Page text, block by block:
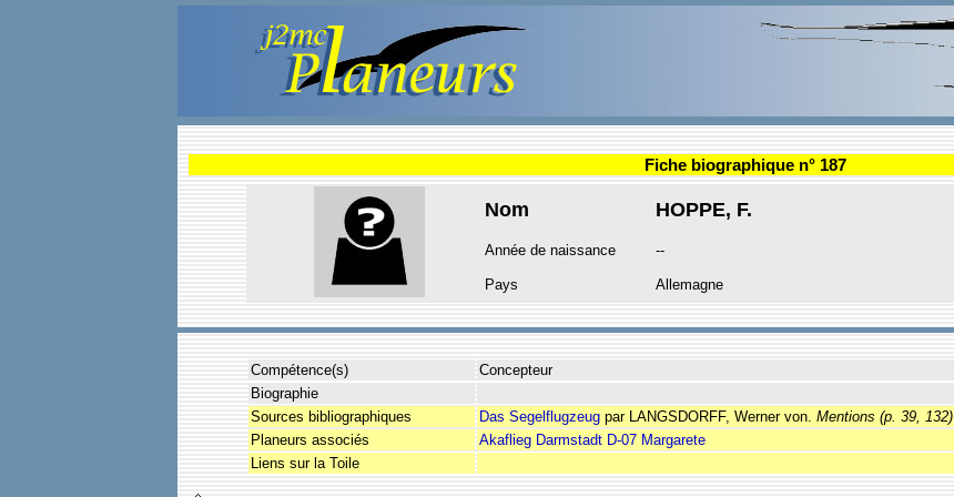
Fiche biographique n° 187
Nom HOPPE, F.
Année de naissance --
Pays Allemagne
Compétence(s)
Concepteur
Biographie
Sources bibliographiques
Das Segelflugzeug par LANGSDORFF, Werner von. Mentions (p. 39, 132)
Planeurs associés
Akaflieg Darmstadt D-07 Margarete
Liens sur la Toile